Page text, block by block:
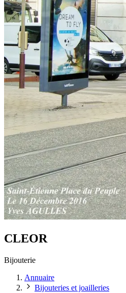
CLEOR
Bijouterie
Annuaire
Bijouteries et joailleries